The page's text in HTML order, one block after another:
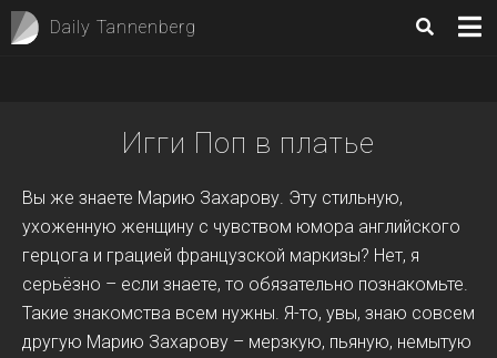
Daily Tannenberg
Игги Поп в платье
Вы же знаете Марию Захарову. Эту стильную,
ухоженную женщину с чувством юмора английского
герцога и грацией французской маркизы? Нет, я
серьёзно – если знаете, то обязательно познакомьте.
Такие знакомства всем нужны. Я-то, увы, знаю совсем
другую Марию Захарову – мерзкую, пьяную, немытую